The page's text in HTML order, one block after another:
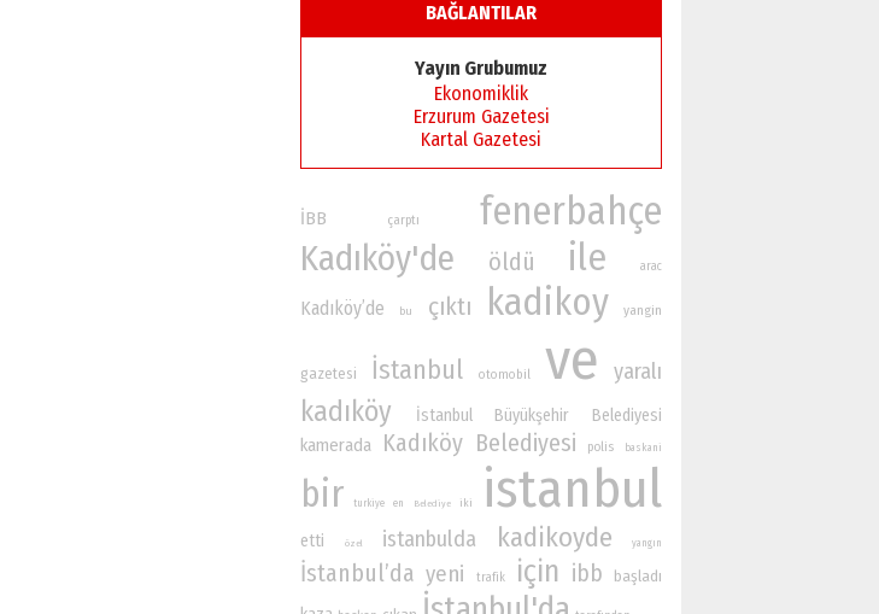
BAĞLANTILAR
Yayın Grubumuz
Ekonomiklik
Erzurum Gazetesi
Kartal Gazetesi
İBB çarptı fenerbahçe
Kadıköy'de öldü ile arac
Kadıköy’de bu çıktı kadikoy yangin
gazetesi İstanbul otomobil ve yaralı
kadıköy İstanbul Büyükşehir Belediyesi
kamerada Kadıköy Belediyesi polis baskani
bir turkiye en Belediye iki istanbul
etti özel istanbulda kadikoyde yangın
İstanbul’da yeni trafik için ibb başladı